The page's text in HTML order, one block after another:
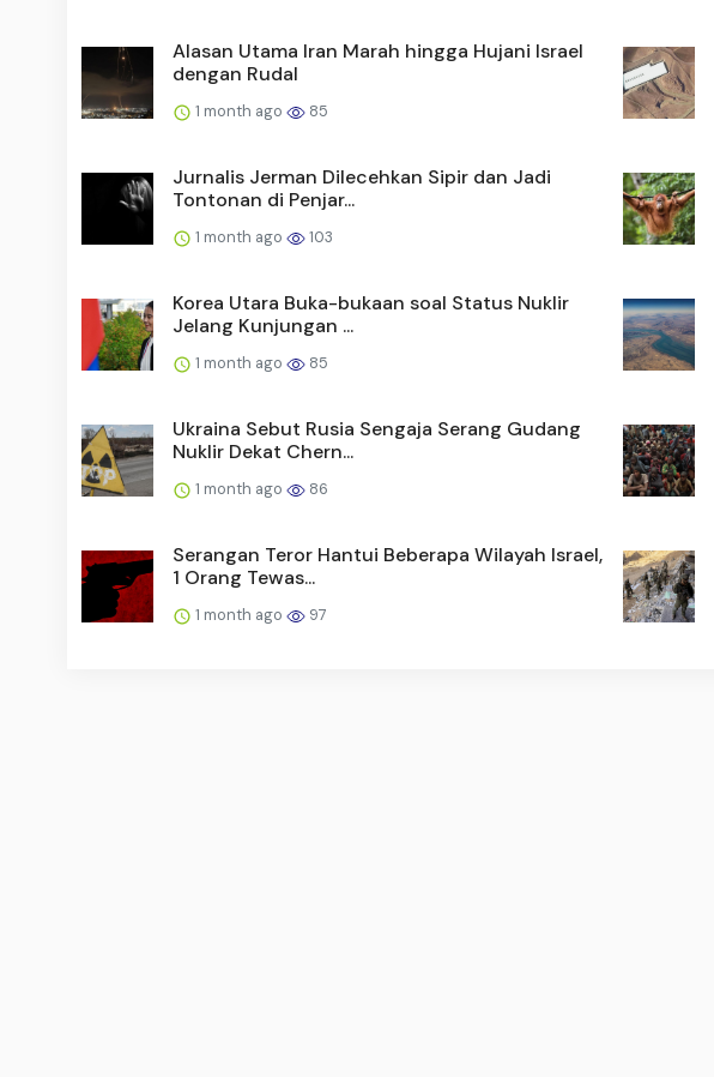
Alasan Utama Iran Marah hingga Hujani Israel
dengan Rudal
1 month ago 85
Jurnalis Jerman Dilecehkan Sipir dan Jadi
Tontonan di Penjar...
1 month ago 103
Korea Utara Buka-bukaan soal Status Nuklir
Jelang Kunjungan ...
1 month ago 85
Ukraina Sebut Rusia Sengaja Serang Gudang
Nuklir Dekat Chern...
1 month ago 86
Serangan Teror Hantui Beberapa Wilayah Israel,
1 Orang Tewas...
1 month ago 97